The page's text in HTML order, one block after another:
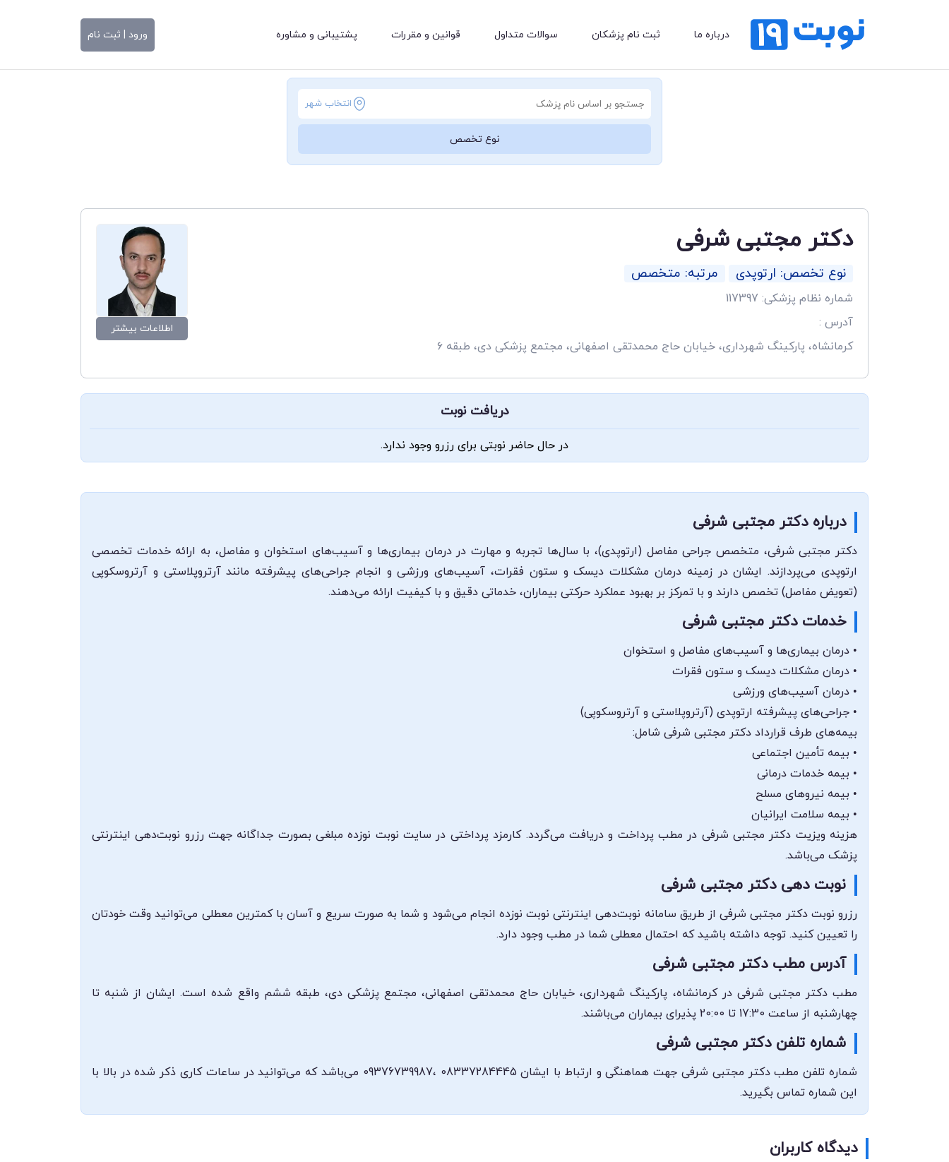
درباره ما ثبت نام پزشکان سوالات متداول قوانین و مقررات پشتیبانی و مشاوره ورود | ثبت نام
انتخاب شهر
نوع تخصص
دکتر مجتبی شرفی
نوع تخصص: ارتوپدی مرتبه: متخصص
شماره نظام پزشکی: 117397
آدرس :
کرمانشاه، پارکینگ شهرداری، خیابان حاج محمدتقی اصفهانی، مجتمع پزشکی دی، طبقه ۶
اطلاعات بیشتر
دریافت نوبت
در حال حاضر نوبتی برای رزرو وجود ندارد.
درباره دکتر مجتبی شرفی
دکتر مجتبی شرفی، متخصص جراحی مفاصل (ارتوپدی)، با سال‌ها تجربه و مهارت در درمان بیماری‌ها و آسیب‌های استخوان و مفاصل، به ارائه خدمات تخصصی
ارتوپدی می‌پردازند. ایشان در زمینه درمان مشکلات دیسک و ستون فقرات، آسیب‌های ورزشی و انجام جراحی‌های پیشرفته مانند آرتروپلاستی و آرتروسکوپی
(تعویض مفاصل) تخصص دارند و با تمرکز بر بهبود عملکرد حرکتی بیماران، خدماتی دقیق و با کیفیت ارائه می‌دهند.
خدمات دکتر مجتبی شرفی
• درمان بیماری‌ها و آسیب‌های مفاصل و استخوان
• درمان مشکلات دیسک و ستون فقرات
• درمان آسیب‌های ورزشی
• جراحی‌های پیشرفته ارتوپدی (آرتروپلاستی و آرتروسکوپی)
بیمه‌های طرف قرارداد دکتر مجتبی شرفی شامل:
• بیمه تأمین اجتماعی
• بیمه خدمات درمانی
• بیمه نیروهای مسلح
• بیمه سلامت ایرانیان
هزینه ویزیت دکتر مجتبی شرفی در مطب پرداخت و دریافت می‌گردد. کارمزد پرداختی در سایت نوبت نوزده مبلغی بصورت جداگانه جهت رزرو نوبت‌دهی اینترنتی
پزشک می‌باشد.
نوبت دهی دکتر مجتبی شرفی
رزرو نوبت دکتر مجتبی شرفی از طریق سامانه نوبت‌دهی اینترنتی نوبت نوزده انجام می‌شود و شما به صورت سریع و آسان با کمترین معطلی می‌توانید وقت خودتان
را تعیین کنید. توجه داشته باشید که احتمال معطلی شما در مطب وجود دارد.
آدرس مطب دکتر مجتبی شرفی
مطب دکتر مجتبی شرفی در کرمانشاه، پارکینگ شهرداری، خیابان حاج محمدتقی اصفهانی، مجتمع پزشکی دی، طبقه ششم واقع شده است. ایشان از شنبه تا
چهارشنبه از ساعت 17:30 تا 20:00 پذیرای بیماران می‌باشند.
شماره تلفن دکتر مجتبی شرفی
شماره تلفن مطب دکتر مجتبی شرفی جهت هماهنگی و ارتباط با ایشان 08337284445 ،09376739987 می‌باشد که می‌توانید در ساعات کاری ذکر شده در بالا با
این شماره تماس بگیرید.
دیدگاه کاربران